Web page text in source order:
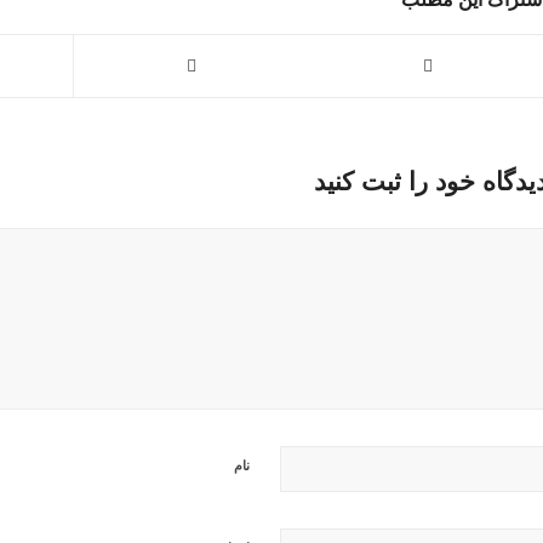
خود را ثبت کنید
نام